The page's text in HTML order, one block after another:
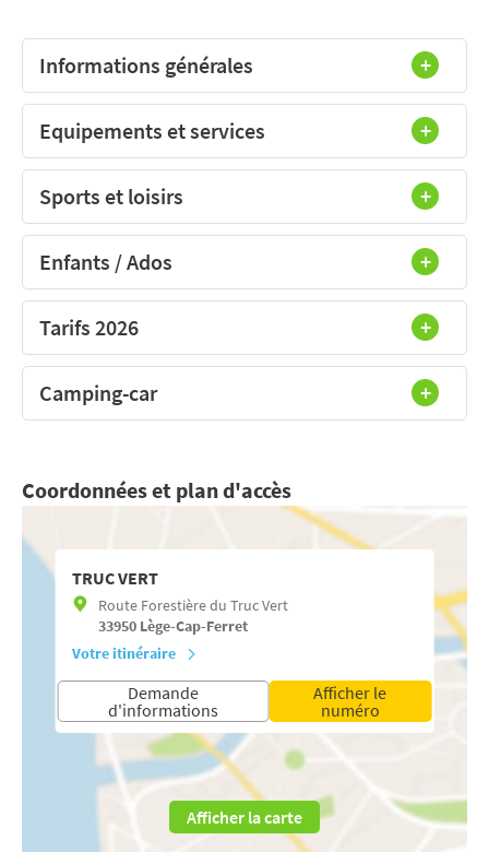
Informations générales
Equipements et services
Sports et loisirs
Enfants / Ados
Tarifs 2026
Camping-car
Coordonnées et plan d'accès
TRUC VERT
Route Forestière du Truc Vert
33950 Lège-Cap-Ferret
Votre itinéraire
Demande
d'informations
Afficher le
numéro
Afficher la carte